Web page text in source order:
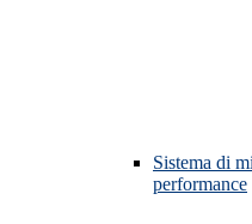
Sistema di
performance